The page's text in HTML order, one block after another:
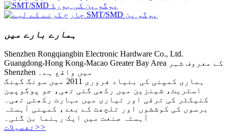
ہمارے بارے میں
Shenzhen Rongqiangbin Electronic Hardware Co., Ltd.
Guangdong-Hong Kong-Macao Greater Bay Area کے معروف شہر
Shenzhen میں واقع ہے۔
ہماری کمپنی کی بنیاد فروری 2011 میں سونگ گینگ
اسٹریٹ، شینزین میں رکھی گئی تھی، جو پوگوپین
کنیکٹر کی ترقی اور تیاری میں مہارت رکھتی تھی۔
برسوں کی کوششوں اور تلچھٹ کے بعد، کمپنی آہستہ
آہستہ صنعت میں ایک رہنما بن گئی۔
تفصیلات >>